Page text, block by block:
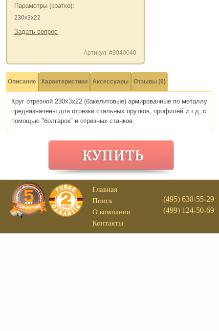
Параметры (кратко):
230x3x22
Задать вопрос
Артикул: #3040040
Описание Характеристики Аксессуары Отзывы (0)
Круг отрезной 230х3х22 (бакелитовые) армированные по металлу
предназначены для отрезки стальных прутков, профилей и т.д. с
помощью "болгарок" и отрезных станков.
Главная
Поиск
О компании
Контакты
(495) 638-55-29
(499) 124-50-69